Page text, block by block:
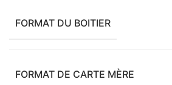
FORMAT DU BOITIER
FORMAT DE CARTE MÈRE